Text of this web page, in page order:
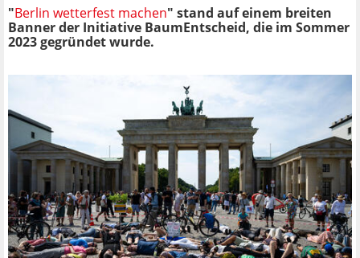
"Berlin wetterfest machen" stand auf einem breiten
Banner der Initiative BaumEntscheid, die im Sommer
2023 gegründet wurde.